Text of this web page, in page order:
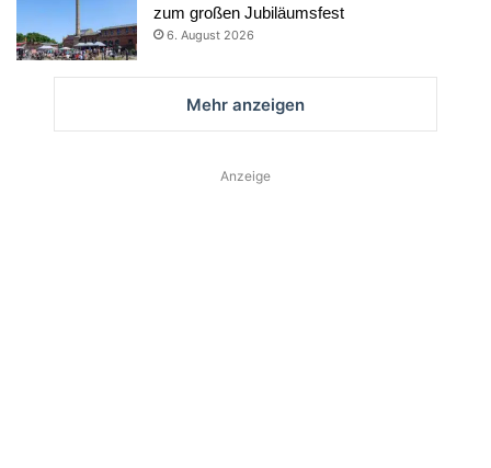
zum großen Jubiläumsfest
6. August 2026
Mehr anzeigen
Anzeige